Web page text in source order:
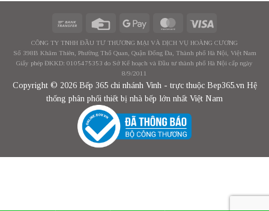
CÔNG TY TNHH ĐẦU TƯ THƯƠNG MẠI VÀ DỊCH VỤ HOÀNG CƯƠNG
Số 398B Khâm Thiên, Phường Thổ Quan, Quận Đống Đa, Thành phố Hà Nội, Việt Nam
Giấy phép ĐKKD: 0105475353 do Sở Kế hoạch và Đầu tư thành phố Hà Nội cấp ngày
8/9/2011
Copyright © 2026 Bếp 365 chi nhánh Vinh - trực thuộc Bep365.vn Hệ
thống phân phối thiết bị nhà bếp lớn nhất Việt Nam